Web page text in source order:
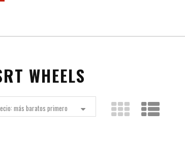
WHEELS
más baratos primero